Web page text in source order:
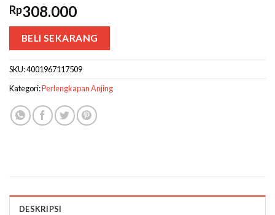
Rp308.000
BELI SEKARANG
SKU:4001967117509
Kategori:Perlengkapan Anjing
DESKRIPSI